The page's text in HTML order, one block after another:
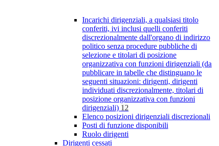
Incarichi dirigenziali, a qualsiasi titolo
conferiti, ivi inclusi quelli conferiti
discrezionalmente dall'organo di indirizzo
politico senza procedure pubbliche di
selezione e titolari di posizione
organizzativa con funzioni dirigenziali (da
pubblicare in tabelle che distinguano le
seguenti situazioni: dirigenti, dirigenti
individuati discrezionalmente, titolari di
posizione organizzativa con funzioni
dirigenziali) 12
Elenco posizioni dirigenziali discrezionali
Posti di funzione disponibili
Ruolo dirigenti
Dirigenti cessati